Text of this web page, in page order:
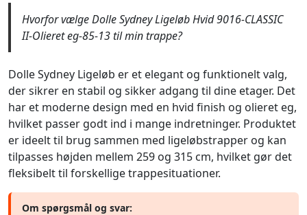
Hvorfor vælge Dolle Sydney Ligeløb Hvid 9016-CLASSIC
II-Olieret eg-85-13 til min trappe?
Dolle Sydney Ligeløb er et elegant og funktionelt valg,
der sikrer en stabil og sikker adgang til dine etager. Det
har et moderne design med en hvid finish og olieret eg,
hvilket passer godt ind i mange indretninger. Produktet
er ideelt til brug sammen med ligeløbstrapper og kan
tilpasses højden mellem 259 og 315 cm, hvilket gør det
fleksibelt til forskellige trappesituationer.
Om spørgsmål og svar: